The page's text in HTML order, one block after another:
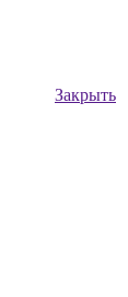
Закрыть